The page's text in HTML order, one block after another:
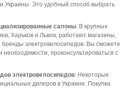
Украины. Это удобный способ выбрать
салоны: В крупных
Харьков и Львов, работают магазины,
электровелосипедов. Вы сможете
проконсультироваться с
электровелосипедов: Некоторые
дилеров в Украине. Покупка